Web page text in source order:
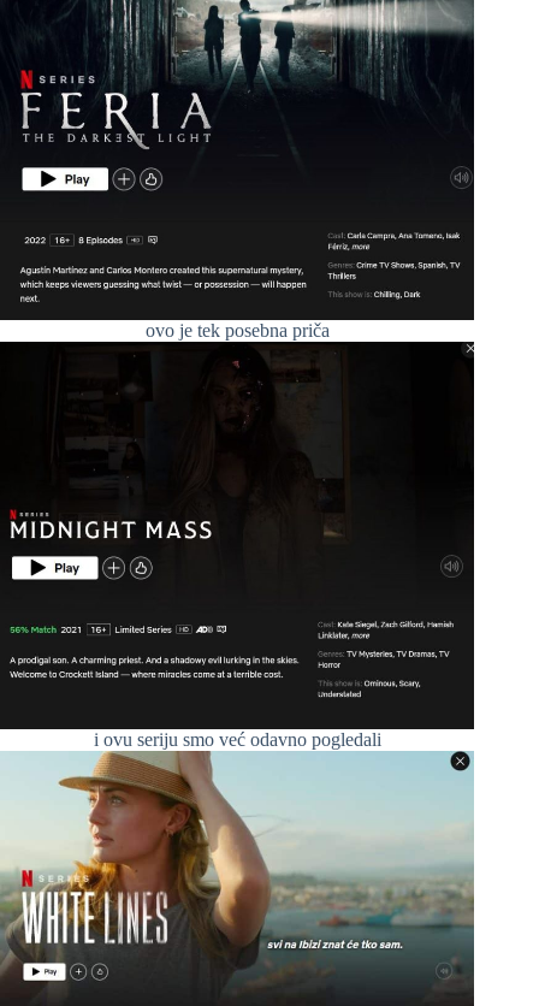
ovo je tek posebna priča
i ovu seriju smo već odavno pogledali